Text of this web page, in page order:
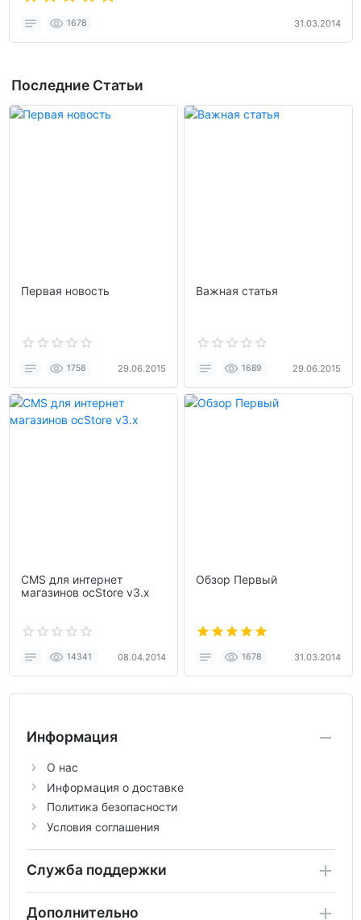
1678 31.03.2014
Последние Статьи
Первая новость
1758 29.06.2015
Важная статья
1689 29.06.2015
CMS для интернет
магазинов ocStore v3.x
14341 08.04.2014
Обзор Первый
1678 31.03.2014
Информация
О нас
Информация о доставке
Политика безопасности
Условия соглашения
Служба поддержки
Дополнительно